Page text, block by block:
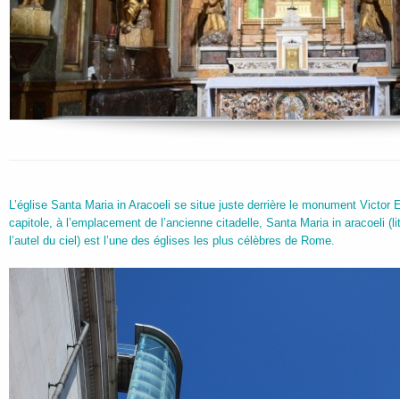
L’église Santa Maria in Aracoeli se situe juste derrière le monument Victor
capitole, à l’emplacement de l’ancienne citadelle, Santa Maria in aracoeli
l’autel du ciel) est l’une des églises les plus célèbres de Rome.